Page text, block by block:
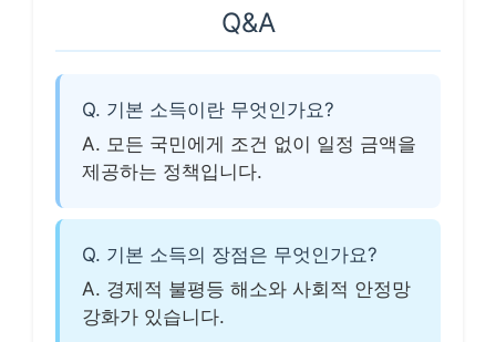
Q&A
Q. 기본 소득이란 무엇인가요?
A. 모든 국민에게 조건 없이 일정 금액을
제공하는 정책입니다.
Q. 기본 소득의 장점은 무엇인가요?
A. 경제적 불평등 해소와 사회적 안정망
강화가 있습니다.